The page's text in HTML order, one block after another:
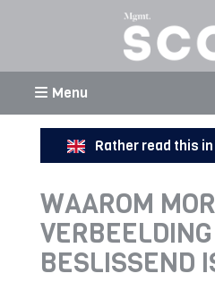
Menu
Rather read this
WAAROM
BESLISSEND